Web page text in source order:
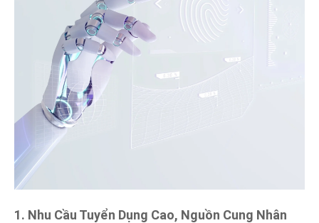
1. Nhu Cầu Tuyển Dụng Cao, Nguồn Cung Nhân